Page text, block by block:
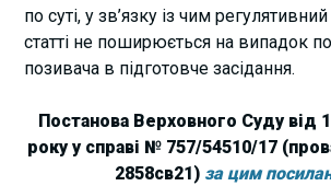
по суті, у зв’язку із чим
статті не поширюється на випадок
позивача в підготовче засідання.
Постанова Верховного Суду від
року у справі № 757/54510/17
2858св21) за цим